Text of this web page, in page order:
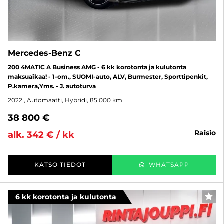
Mercedes-Benz C
200 4MATIC A Business AMG - 6 kk korotonta ja kulutonta
maksuaikaa! - 1-om., SUOMI-auto, ALV, Burmester, Sporttipenkit,
P.kamera,Yms. - J. autoturva
2022 , Automaatti, Hybridi, 85 000 km
38 800 €
alk. 342 € / kk
raisio
KATSO TIEDOT WHATSAPP
6 kk korotonta ja kulutonta